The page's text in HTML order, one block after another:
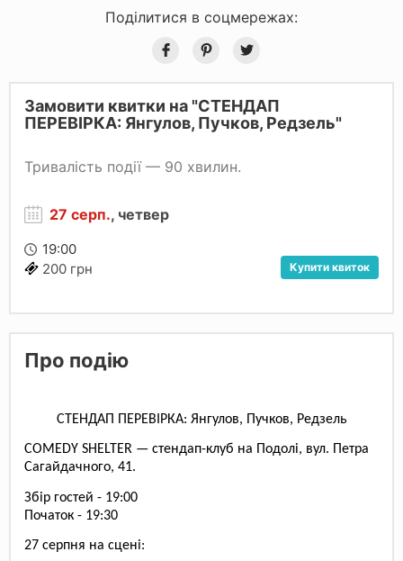
Поділитися в соцмережах:
Замовити квитки на "СТЕНДАП
ПЕРЕВІРКА: Янгулов, Пучков, Редзель"
Тривалість події — 90 хвилин.
27 серп., четвер
19:00
200 грн
Купити квиток
Про подію
СТЕНДАП ПЕРЕВІРКА: Янгулов, Пучков, Редзель
COMEDY SHELTER — стендап-клуб на Подолі, вул. Петра
Сагайдачного, 41.
Збір гостей - 19:00
Початок - 19:30
27 серпня на сцені: